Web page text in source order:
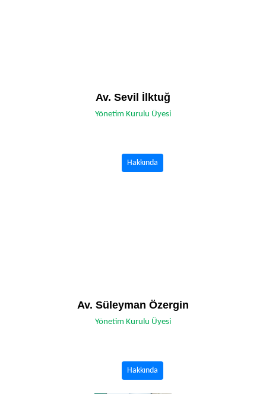
Av. Sevil İlktuğ
Yönetim Kurulu Üyesi
Hakkında
Av. Süleyman Özergin
Yönetim Kurulu Üyesi
Hakkında